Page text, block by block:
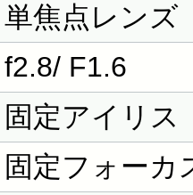
単焦点レンズ
f2.8/ F1.6
固定アイリス
固定フォーカ